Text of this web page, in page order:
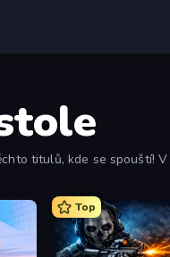
titulů, kde se spouští!
Top